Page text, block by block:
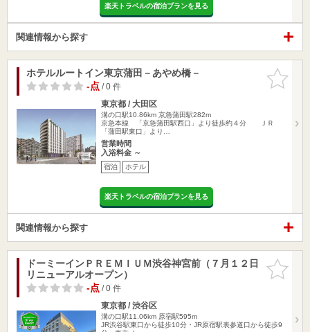
楽天トラベルの宿泊プランを見る
関連情報から探す
お気に入
りに追加
ホテルルートイン東京蒲田－あやめ橋－
-点/ 0 件
東京都 / 大田区
溝の口駅10.86km 京急蒲田駅282m
京急本線 「京急蒲田駅西口」より徒歩約４分 ＪＲ
「蒲田駅東口」より…
営業時間
入浴料金 ～
宿泊 ホテル
楽天トラベルの宿泊プランを見る
関連情報から探す
お気に入
りに追加
ドーミーインＰＲＥＭＩＵＭ渋谷神宮前（７月１２日
リニューアルオープン）
-点/ 0 件
東京都 / 渋谷区
溝の口駅11.06km 原宿駅595m
JR渋谷駅東口から徒歩10分・JR原宿駅表参道口から徒歩9